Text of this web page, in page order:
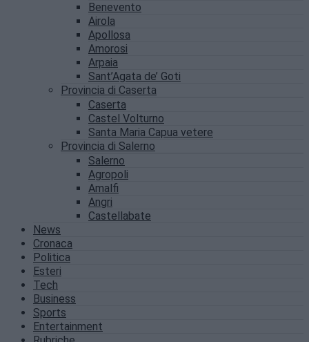
Benevento
Airola
Apollosa
Amorosi
Arpaia
Sant’Agata de’ Goti
Provincia di Caserta
Caserta
Castel Volturno
Santa Maria Capua vetere
Provincia di Salerno
Salerno
Agropoli
Amalfi
Angri
Castellabate
News
Cronaca
Politica
Esteri
Tech
Business
Sports
Entertainment